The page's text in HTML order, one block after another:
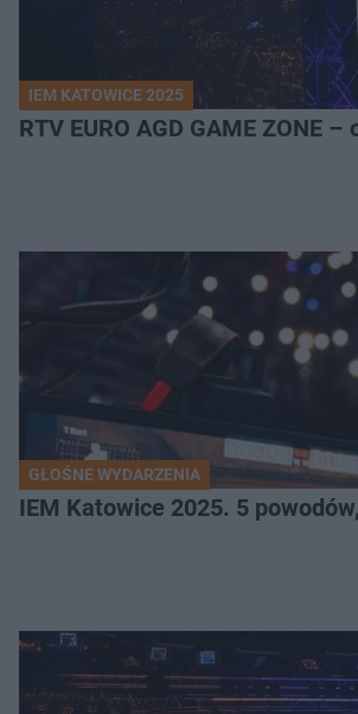
IEM KATOWICE 2025
RTV EURO AGD GAME ZONE
GŁOŚNE WYDARZENIA
IEM Katowice 2025. 5